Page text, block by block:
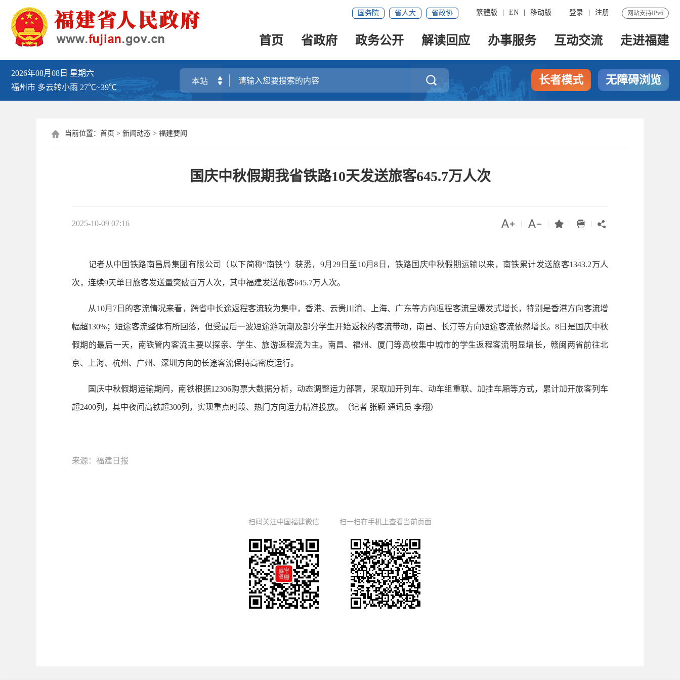
网站支持IPv6
登录 注册
繁體版 EN 移动版
国务院 省人大 省政协
首页 省政府 政务公开 解读回应 办事服务 互动交流 走进福建
2026年08月08日 星期六
福州市 多云转小雨 27℃~39℃
 长者模式 无障碍浏览
 当前位置： 首页 > 新闻动态 > 福建要闻
国庆中秋假期我省铁路10天发送旅客645.7万人次
2025-10-09 07:16     
记者从中国铁路南昌局集团有限公司（以下简称“南铁”）获悉，9月29日至10月8日，铁路国庆中秋假期运输以来，南铁累计发送旅客1343.2万人
次，连续9天单日旅客发送量突破百万人次，其中福建发送旅客645.7万人次。
从10月7日的客流情况来看，跨省中长途返程客流较为集中，香港、云贵川渝、上海、广东等方向返程客流呈爆发式增长，特别是香港方向客流增
幅超130%；短途客流整体有所回落，但受最后一波短途游玩潮及部分学生开始返校的客流带动，南昌、长汀等方向短途客流依然增长。8日是国庆中秋
假期的最后一天，南铁管内客流主要以探亲、学生、旅游返程流为主。南昌、福州、厦门等高校集中城市的学生返程客流明显增长，赣闽两省前往北
京、上海、杭州、广州、深圳方向的长途客流保持高密度运行。
国庆中秋假期运输期间，南铁根据12306购票大数据分析，动态调整运力部署，采取加开列车、动车组重联、加挂车厢等方式，累计加开旅客列车
超2400列，其中夜间高铁超300列，实现重点时段、热门方向运力精准投放。（记者 张颖 通讯员 李翔）
来源：福建日报
扫码关注中国福建微信 扫一扫在手机上查看当前页面